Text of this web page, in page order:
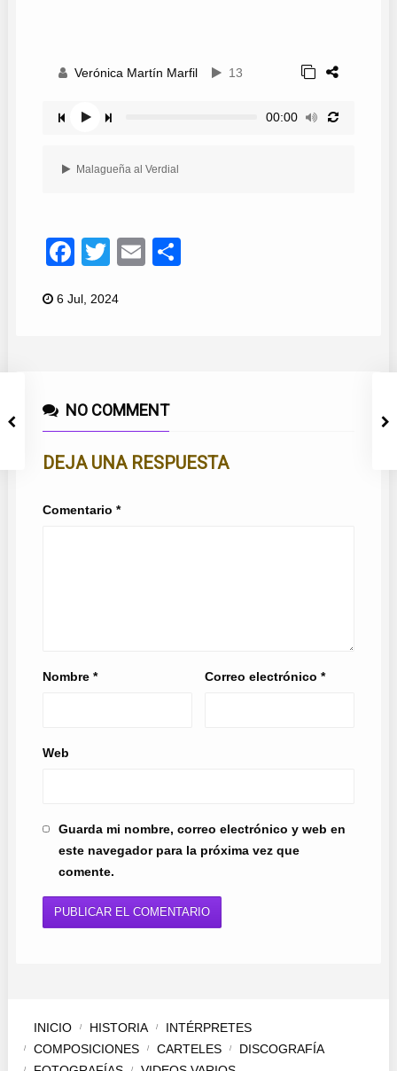
Verónica Martín Marfil 13
00:00
Malagueña al Verdial
Facebook
TwitterEmail
6 Jul, 2024
NO COMMENT
DEJA UNA RESPUESTA
Comentario *
Nombre * Correo electrónico*
Web
Guarda mi nombre, correo electrónico y web en
este navegador para la próxima vez que
comente.
INICIO HISTORIA
INTÉRPRETES
COMPOSICIONES
CARTELES
DISCOGRAFÍA